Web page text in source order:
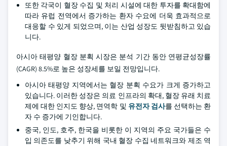
또한 각국이 혈장 수집 및 처리 시설에 대한 투자를 확대함에
따라 유럽 전역에서 증가하는 환자 수요에 더욱 효과적으로
대응할 수 있게 되었으며, 이는 산업 성장도 뒷받침하고 있습
니다.
아시아 태평양 혈장 분획 시장은 분석 기간 동안 연평균성장률
(CAGR) 8.5%로 높은 성장세를 보일 전망입니다.
아시아 태평양 지역에서는 혈장 분획 수요가 크게 증가하고
있습니다. 이러한 성장은 의료 인프라의 확대, 혈장 유래 치료
제에 대한 인지도 향상, 면역학 및 유전자 검사를 선택하는 환
자 수 증가에 기인합니다.
중국, 인도, 호주, 한국을 비롯한 이 지역의 주요 국가들은 수
입 의존도를 낮추기 위해 국내 혈장 수집 네트워크와 제조 역